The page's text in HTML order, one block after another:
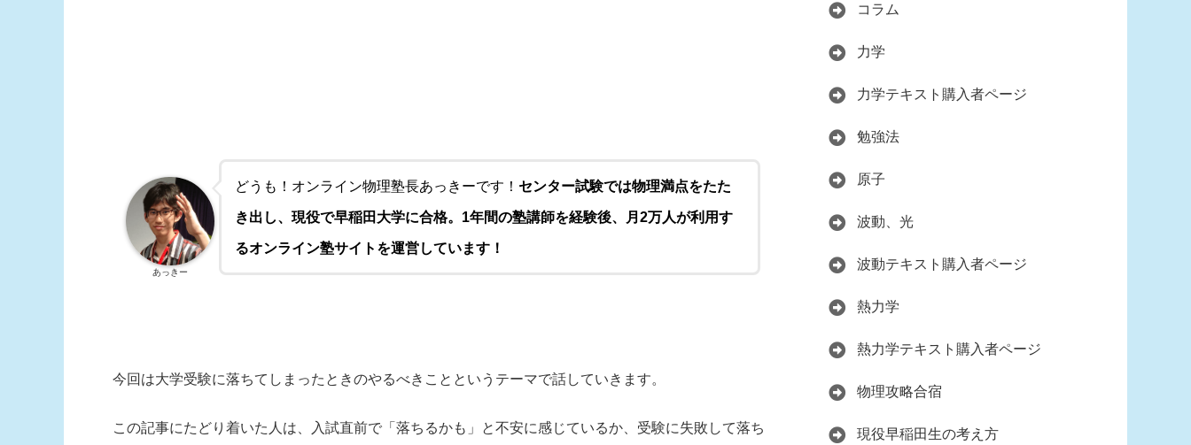
どうも！オンライン物理塾長あっきーです！ センター試験では物理満点をたた
き出し、現役で早稲田大学に合格。1年間の塾講師を経験後、月2万人が利用す
るオンライン塾サイトを運営しています！
あっきー
今回は大学受験に落ちてしまったときのやるべきことというテーマで話していきます。
この記事にたどり着いた人は、入試直前で「落ちるかも」と不安に感じているか、受験に失敗して落ち
コラム
力学
力学テキスト購入者ページ
勉強法
原子
波動、光
波動テキスト購入者ページ
熱力学
熱力学テキスト購入者ページ
物理攻略合宿
現役早稲田生の考え方